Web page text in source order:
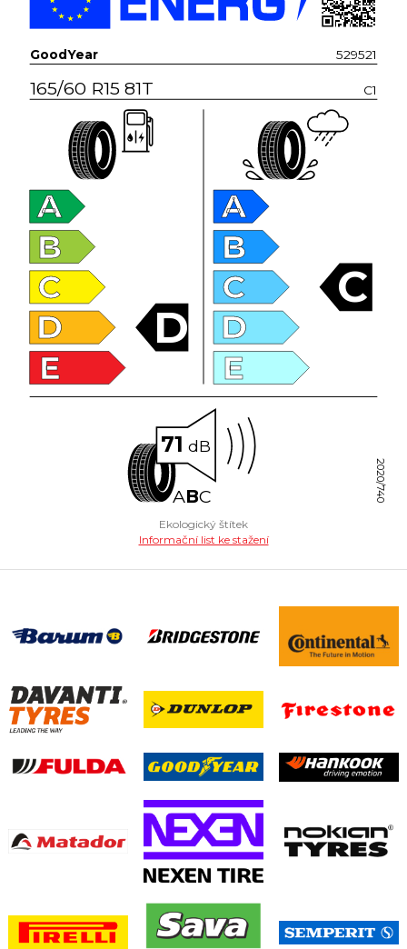
GoodYear 529521
165/60 R15 81T C1
A
B
C
D
E
D
A
B
C
D
E
C
71 dB
ABC 2020/740
Ekologický štítek
Informační list ke stažení